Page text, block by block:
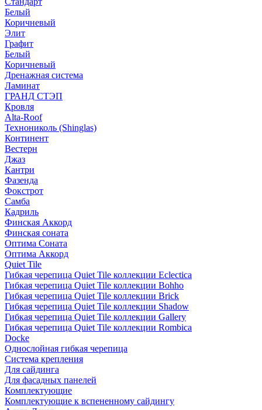
Белый
Коричневый
Элит
Графит
Белый
Коричневый
Дренажная система
Ламинат
ГРАНД СТЭП
Кровля
Alta-Roof
Технониколь (Shinglas)
Континент
Вестерн
Джаз
Кантри
Фазенда
Фокстрот
Самба
Кадриль
Финская Аккорд
Финская соната
Оптима Соната
Оптима Аккорд
Quiet Tile
Гибкая черепица Quiet Tile коллекции Eclectica
Гибкая черепица Quiet Tile коллекции Bohho
Гибкая черепица Quiet Tile коллекции Brick
Гибкая черепица Quiet Tile коллекции Shadow
Гибкая черепица Quiet Tile коллекции Gallery
Гибкая черепица Quiet Tile коллекции Rombica
Docke
Однослойная гибкая черепица
Система крепления
Для сайдинга
Для фасадных панелей
Комплектующие
Комплектующие к вспененному сайдингу